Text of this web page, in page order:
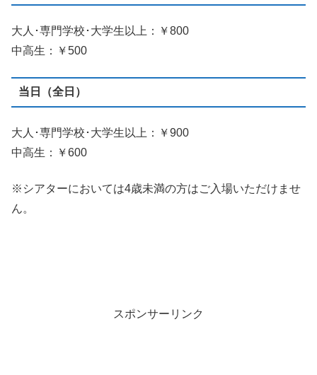
大人･専門学校･大学生以上：￥800
中高生：￥500
当日（全日）
大人･専門学校･大学生以上：￥900
中高生：￥600
※シアターにおいては4歳未満の方はご入場いただけませ
ん。
スポンサーリンク